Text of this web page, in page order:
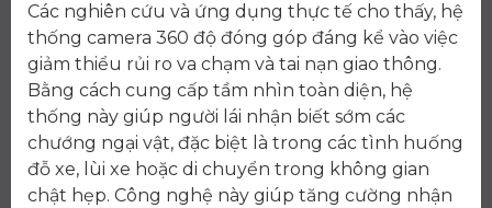
Các nghiên cứu và ứng dụng thực tế cho thấy, hệ
thống camera 360 độ đóng góp đáng kể vào việc
giảm thiểu rủi ro va chạm và tai nạn giao thông.
Bằng cách cung cấp tầm nhìn toàn diện, hệ
thống này giúp người lái nhận biết sớm các
chướng ngại vật, đặc biệt là trong các tình huống
đỗ xe, lùi xe hoặc di chuyển trong không gian
chật hẹp. Công nghệ này giúp tăng cường nhận